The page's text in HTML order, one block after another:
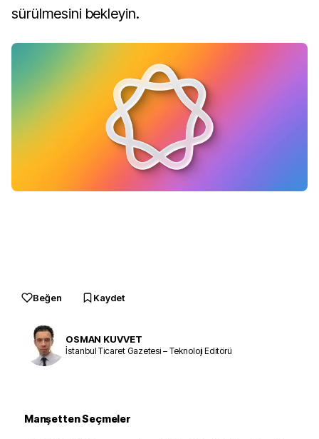
sürülmesini bekleyin.
Beğen Kaydet
OSMAN KUVVET
İstanbul Ticaret Gazetesi – Teknoloji Editörü
Manşetten Seçmeler